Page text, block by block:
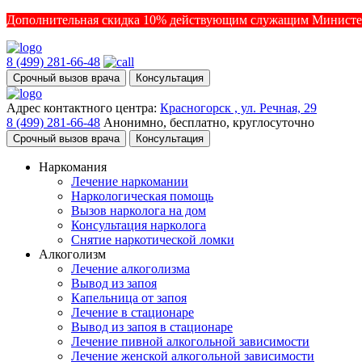
Дополнительная скидка 10% действующим служащим
8 (499) 281-66-48
Срочный вызов врача Консультация
Адрес контактного центра: Красногорск , ул. Речная, 29
8 (499) 281-66-48 Анонимно, бесплатно, круглосуточно
Срочный вызов врача Консультация
Наркомания
Лечение наркомании
Наркологическая помощь
Вызов нарколога на дом
Консультация нарколога
Снятие наркотической ломки
Алкоголизм
Лечение алкоголизма
Вывод из запоя
Капельница от запоя
Лечение в стационаре
Вывод из запоя в стационаре
Лечение пивной алкогольной зависимости
Лечение женской алкогольной зависимости